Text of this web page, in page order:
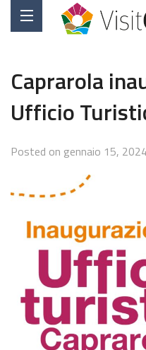
Caprarola
Ufficio
Posted on gennaio 15,